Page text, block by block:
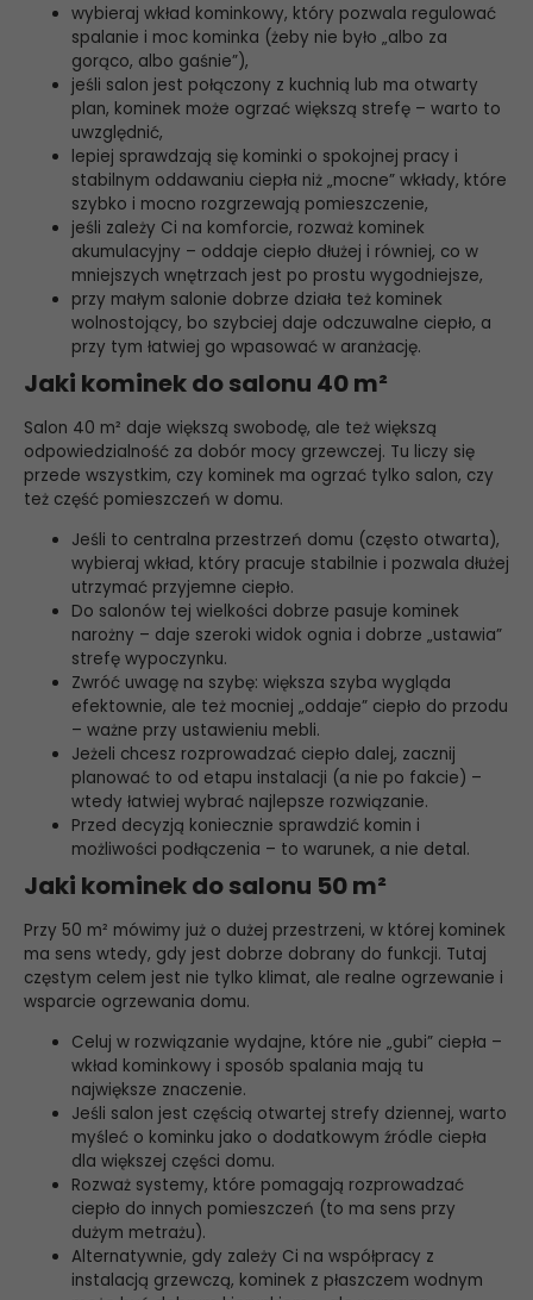
wybieraj wkład kominkowy, który pozwala regulować
spalanie i moc kominka (żeby nie było „albo za
gorąco, albo gaśnie”),
jeśli salon jest połączony z kuchnią lub ma otwarty
plan, kominek może ogrzać większą strefę – warto to
uwzględnić,
lepiej sprawdzają się kominki o spokojnej pracy i
stabilnym oddawaniu ciepła niż „mocne” wkłady, które
szybko i mocno rozgrzewają pomieszczenie,
jeśli zależy Ci na komforcie, rozważ kominek
akumulacyjny – oddaje ciepło dłużej i równiej, co w
mniejszych wnętrzach jest po prostu wygodniejsze,
przy małym salonie dobrze działa też kominek
wolnostojący, bo szybciej daje odczuwalne ciepło, a
przy tym łatwiej go wpasować w aranżację.
Jaki kominek do salonu 40 m²
Salon 40 m² daje większą swobodę, ale też większą
odpowiedzialność za dobór mocy grzewczej. Tu liczy się
przede wszystkim, czy kominek ma ogrzać tylko salon, czy
też część pomieszczeń w domu.
Jeśli to centralna przestrzeń domu (często otwarta),
wybieraj wkład, który pracuje stabilnie i pozwala dłużej
utrzymać przyjemne ciepło.
Do salonów tej wielkości dobrze pasuje kominek
narożny – daje szeroki widok ognia i dobrze „ustawia”
strefę wypoczynku.
Zwróć uwagę na szybę: większa szyba wygląda
efektownie, ale też mocniej „oddaje” ciepło do przodu
– ważne przy ustawieniu mebli.
Jeżeli chcesz rozprowadzać ciepło dalej, zacznij
planować to od etapu instalacji (a nie po fakcie) –
wtedy łatwiej wybrać najlepsze rozwiązanie.
Przed decyzją koniecznie sprawdzić komin i
możliwości podłączenia – to warunek, a nie detal.
Jaki kominek do salonu 50 m²
Przy 50 m² mówimy już o dużej przestrzeni, w której kominek
ma sens wtedy, gdy jest dobrze dobrany do funkcji. Tutaj
częstym celem jest nie tylko klimat, ale realne ogrzewanie i
wsparcie ogrzewania domu.
Celuj w rozwiązanie wydajne, które nie „gubi” ciepła –
wkład kominkowy i sposób spalania mają tu
największe znaczenie.
Jeśli salon jest częścią otwartej strefy dziennej, warto
myśleć o kominku jako o dodatkowym źródle ciepła
dla większej części domu.
Rozważ systemy, które pomagają rozprowadzać
ciepło do innych pomieszczeń (to ma sens przy
dużym metrażu).
Alternatywnie, gdy zależy Ci na współpracy z
instalacją grzewczą, kominek z płaszczem wodnym